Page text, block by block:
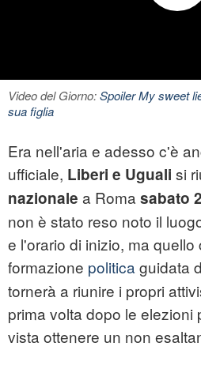
Video del Giorno:Spoiler My sweet
sua figlia
Era nell'aria e adesso c'è
ufficiale, Liberi e Uguali si
nazionale a Roma sabato
non è stato reso noto il
e l'orario di inizio, ma
formazione politica guidata
tornerà a riunire i propri
prima volta dopo le elezioni
vista ottenere un non